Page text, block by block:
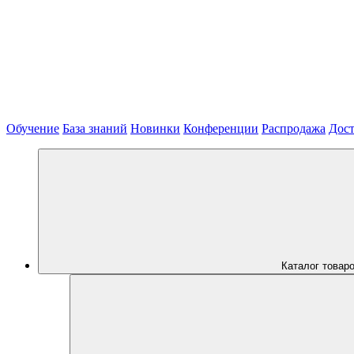
Обучение База знаний Новинки Конференции Распродажа
Каталог